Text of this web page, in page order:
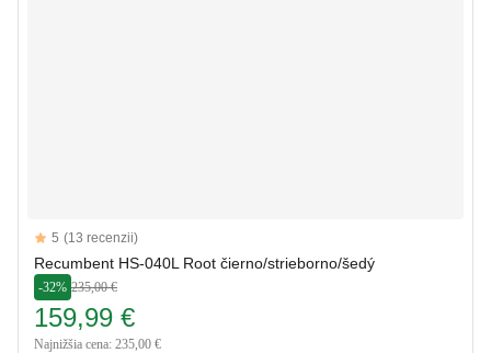
Reviews
5 out of 5 stars
5 (13 recenzii)
Recumbent HS-040L Root čierno/strieborno/šedý
-32% 235,00 €
159,99 €
Najnižšia cena: 235,00 €